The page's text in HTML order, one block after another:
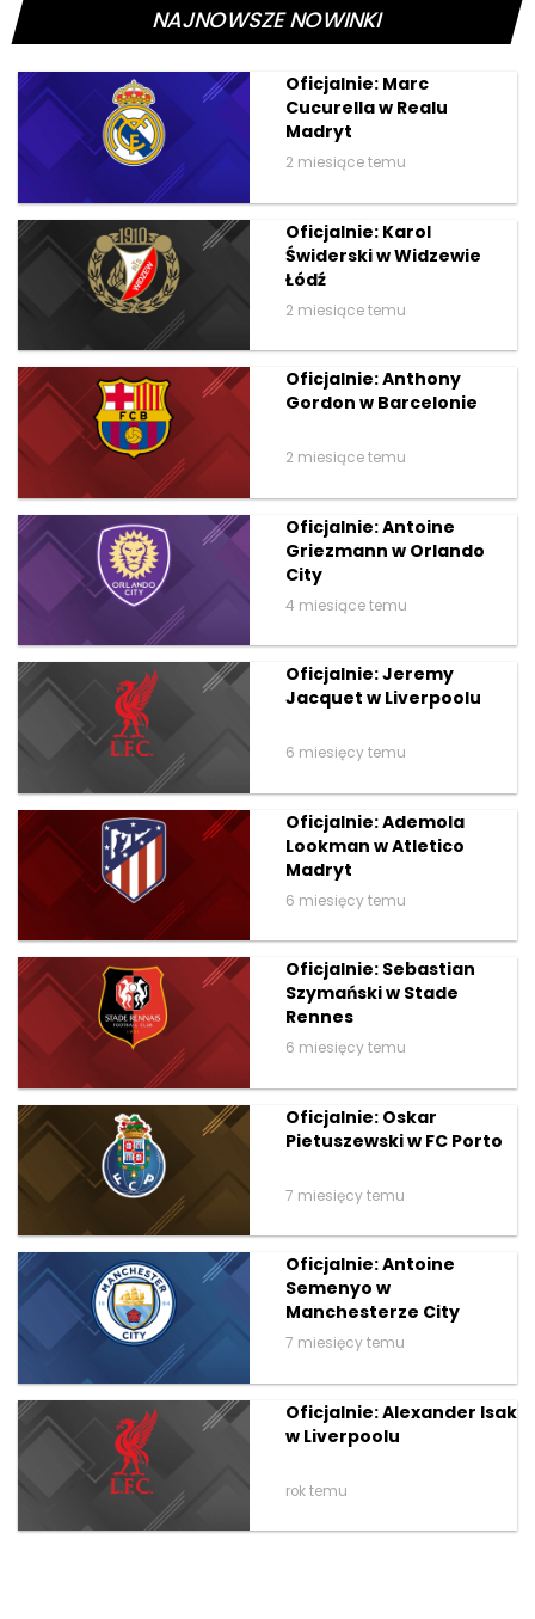
NAJNOWSZE NOWINKI
Oficjalnie: Marc
Cucurella w Realu
Madryt
2 miesiące temu
Oficjalnie: Karol
Świderski w Widzewie
Łódź
2 miesiące temu
Oficjalnie: Anthony
Gordon w Barcelonie
2 miesiące temu
Oficjalnie: Antoine
Griezmann w Orlando
City
4 miesiące temu
Oficjalnie: Jeremy
Jacquet w Liverpoolu
6 miesięcy temu
Oficjalnie: Ademola
Lookman w Atletico
Madryt
6 miesięcy temu
Oficjalnie: Sebastian
Szymański w Stade
Rennes
6 miesięcy temu
Oficjalnie: Oskar
Pietuszewski w FC Porto
7 miesięcy temu
Oficjalnie: Antoine
Semenyo w
Manchesterze City
7 miesięcy temu
Oficjalnie: Alexander Isak
w Liverpoolu
rok temu